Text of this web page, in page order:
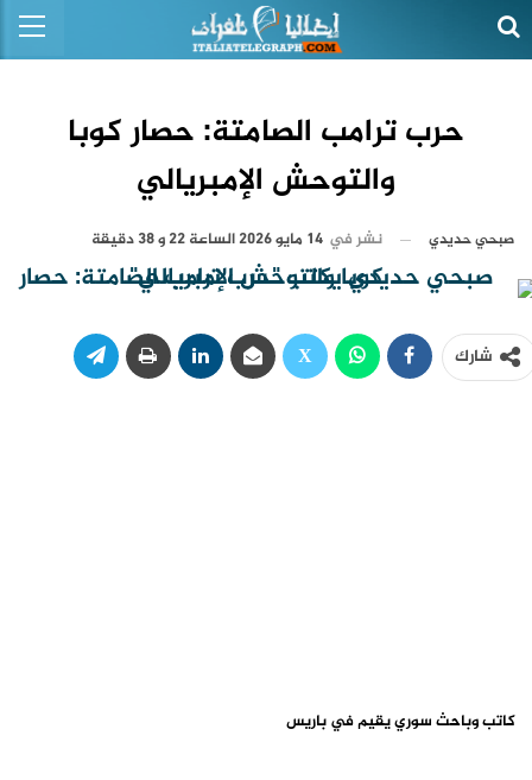
حرب ترامب الصامتة: حصار كوبا
والتوحش الإمبريالي
صبحي حديدي نشر في 14 مايو 2026 الساعة 22 و 38 دقيقة
شارك
كاتب وباحث سوري يقيم في باريس